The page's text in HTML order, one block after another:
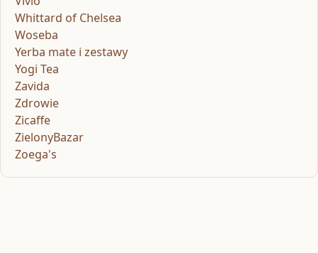
Whittard of Chelsea
Woseba
Yerba mate i zestawy
Yogi Tea
Zavida
Zdrowie
Zicaffe
ZielonyBazar
Zoega's